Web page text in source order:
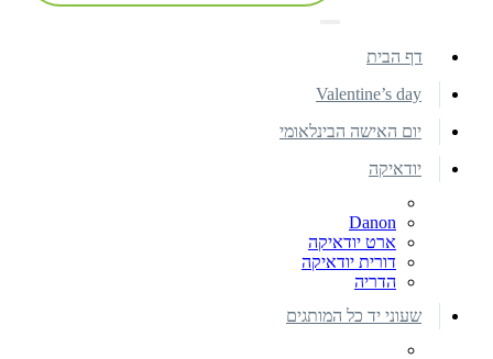
דף הבית
Valentine’s day
יום האישה הבינלאומי
יודאיקה
Danon
ארט יודאיקה
דורית יודאיקה
הדריה
שעוני יד כל המותגים